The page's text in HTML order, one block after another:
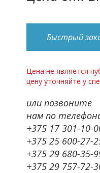
Быстрый
Цена не является
цену уточняйте у
или позвоните
нам по
+375 17 301-10-
+375 25 600-27-
+375 29 680-35-
+375 29 757-72-